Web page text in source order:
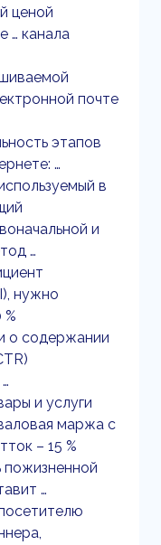
ценой
… канала
почте
этапов
…
в
и
…
нужно
о содержании
и услуги
маржа с
– 15 %
пожизненной
…